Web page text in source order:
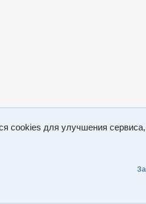
cookies для улучшения